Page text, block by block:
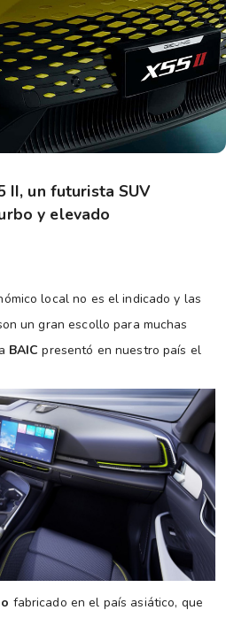
II, un futurista SUV
y elevado
local no es el indicado y las
un gran escollo para muchas
BAIC presentó en nuestro país el
fabricado en el país asiático, que